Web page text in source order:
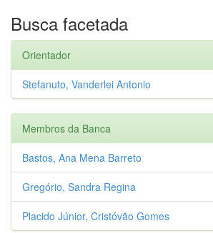
Busca facetada
Orientador
Stefanuto, Vanderlei Antonio
Membros da Banca
Bastos, Ana Mena Barreto
Gregório, Sandra Regina
Placido Júnior, Cristóvão Gomes